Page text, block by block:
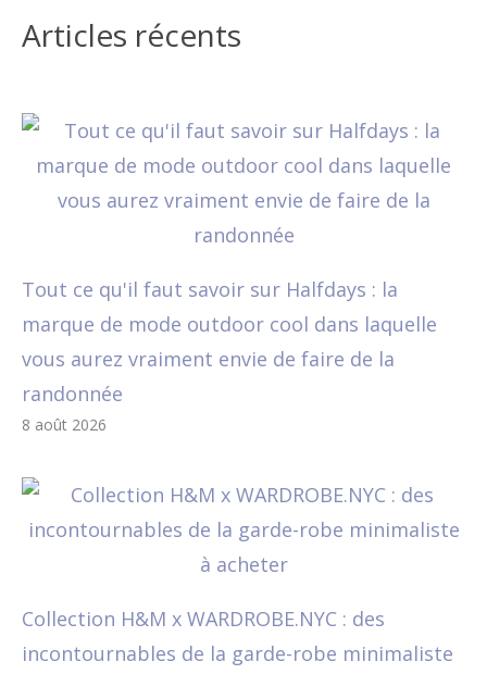
Articles récents
Tout ce qu'il faut savoir sur Halfdays : la
marque de mode outdoor cool dans laquelle
vous aurez vraiment envie de faire de la
randonnée
8 août 2026
Collection H&M x WARDROBE.NYC : des
incontournables de la garde-robe minimaliste